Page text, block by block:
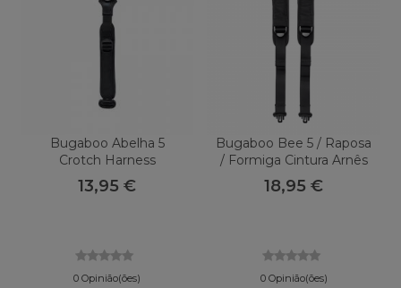
Bugaboo Abelha 5
Crotch Harness
13,95 €
0 Opinião(ões)
Bugaboo Bee 5 / Raposa
/ Formiga Cintura Arnês
18,95 €
0 Opinião(ões)